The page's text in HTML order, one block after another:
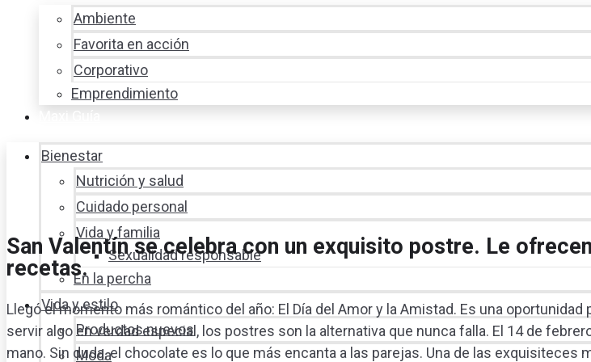
Ambiente
Favorita en acción
Corporativo
Emprendimiento
Bienestar
Nutrición y salud
Cuidado personal
Vida y familia
Sexualidad responsable
En la percha
Vida y estilo
Productos nuevos
Moda
San Valentín se celebra con un exquisito postre. Le
recetas.
Llegó el momento más romántico del año: El Día del Amor y la Amistad. Es una oportunidad
servir algo en verdad especial, los postres son la alternativa que nunca falla. El 14 de
mano. Sin duda, el chocolate es lo que más encanta a las parejas. Una de las exquisiteces